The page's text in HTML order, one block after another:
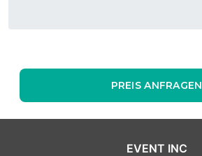
PREIS ANFRAGEN
EVENT INC